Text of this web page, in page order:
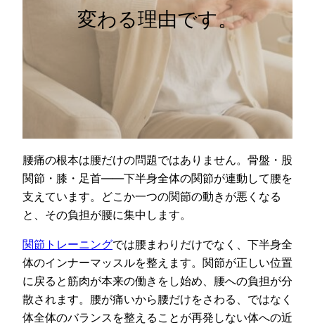
変わる理由です。
腰痛の根本は腰だけの問題ではありません。骨盤・股
関節・膝・足首——下半身全体の関節が連動して腰を
支えています。どこか一つの関節の動きが悪くなる
と、その負担が腰に集中します。
関節トレーニングでは腰まわりだけでなく、下半身全
体のインナーマッスルを整えます。関節が正しい位置
に戻ると筋肉が本来の働きをし始め、腰への負担が分
散されます。腰が痛いから腰だけをさわる、ではなく
体全体のバランスを整えることが再発しない体への近